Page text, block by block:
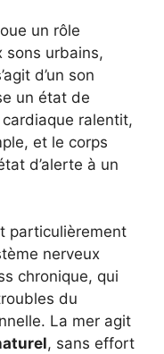
un rôle
sons urbains,
d’un son
un état de
ralentit,
et le corps
d’alerte à un
particulièrement
nerveux
chronique, qui
du
La mer agit
, sans effort